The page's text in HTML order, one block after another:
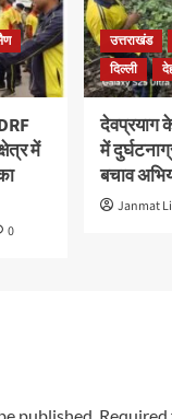
में
0
उत्तराखंड
दिल्ली
देवप्रयाग
में
बचाव
Janmat